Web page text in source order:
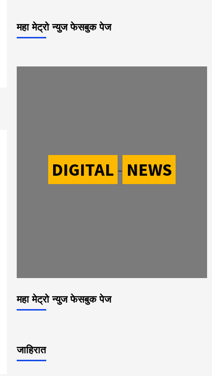
महा मेट्रो न्युज फेसबुक पेज
DIGITAL - NEWS
महा मेट्रो न्युज फेसबुक पेज
जाहिरात